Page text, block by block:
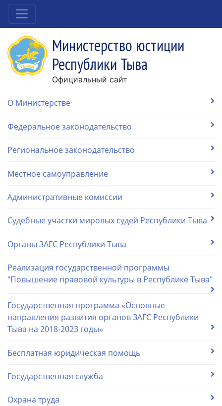
Министерство юстиции
Республики Тыва
Официальный сайт
О Министерстве
Федеральное законодательство
Региональное законодательство
Местное самоуправление
Административные комиссии
Судебные участки мировых судей Республики Тыва
Органы ЗАГС Республики Тыва
Реализация государственной программы
"Повышение правовой культуры в Республике Тыва"
Государственная программа «Основные
направления развития органов ЗАГС Республики
Тыва на 2018-2023 годы»
Бесплатная юридическая помощь
Государственная служба
Охрана труда